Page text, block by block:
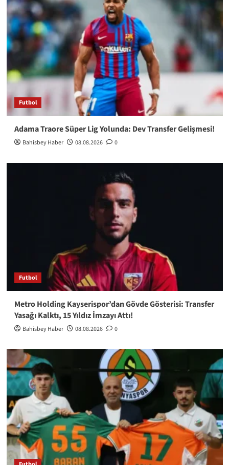
Futbol
Adama Traore Süper Lig Yolunda: Dev Transfer Gelişmesi!
Bahisbey Haber 08.08.2026 0
Futbol
Metro Holding Kayserispor’dan Gövde Gösterisi: Transfer
Yasağı Kalktı, 15 Yıldız İmzayı Attı!
Bahisbey Haber 08.08.2026 0